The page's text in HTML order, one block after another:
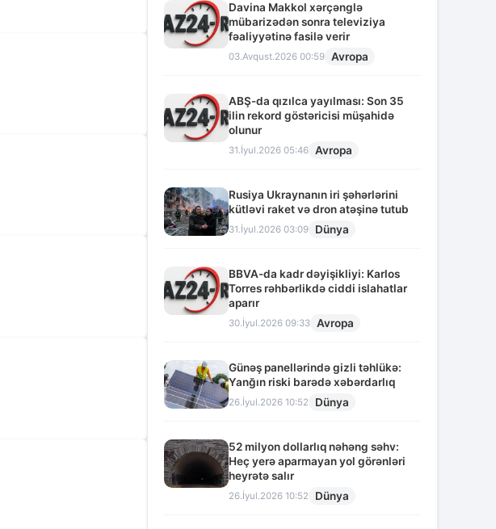
Davina Makkol xərçənglə
mübarizədən sonra televiziya
fəaliyyətinə fasilə verir
03.Avqust.2026 00:59 Avropa
ABŞ-da qızılca yayılması: Son 35
ilin rekord göstəricisi müşahidə
olunur
31.İyul.2026 05:46 Avropa
Rusiya Ukraynanın iri şəhərlərini
kütləvi raket və dron atəşinə tutub
31.İyul.2026 03:09 Dünya
BBVA-da kadr dəyişikliyi: Karlos
Torres rəhbərlikdə ciddi islahatlar
aparır
30.İyul.2026 09:33 Avropa
Günəş panellərində gizli təhlükə:
Yanğın riski barədə xəbərdarlıq
26.İyul.2026 10:52 Dünya
52 milyon dollarlıq nəhəng səhv:
Heç yerə aparmayan yol görənləri
heyrətə salır
26.İyul.2026 10:52 Dünya